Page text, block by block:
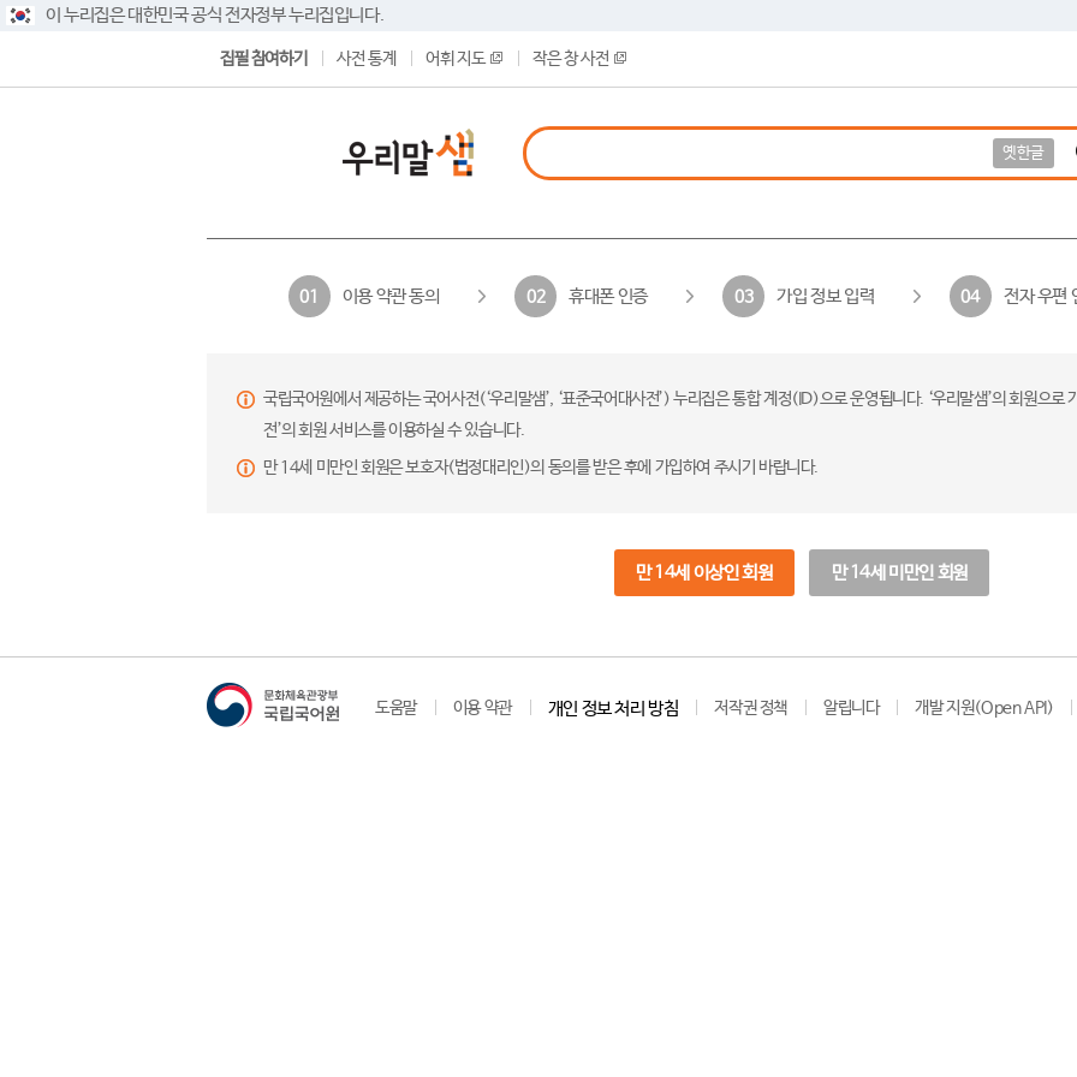
이 누리집은 대한민국 공식 전자정부 누리집입니다.
집필 참여하기 사전 통계 어휘 지도 작은 창 사전
옛한글
01 이용 약관 동의 02 휴대폰 인증 03 가입 정보 입력 04 전자 우편
국립국어원에서 제공하는 국어사전(‘우리말샘’, ‘표준국어대사전’) 누리집은 통합 계정(ID)으로 운영됩니다. ‘우리말샘’의 회원으
전’의 회원 서비스를 이용하실 수 있습니다.
만 14세 미만인 회원은 보호자(법정대리인)의 동의를 받은 후에 가입하여 주시기 바랍니다.
만 14세 이상인 회원 만 14세 미만인 회원
도움말 이용 약관 개인 정보 처리 방침 저작권 정책 알립니다 개발 지원(Open API)